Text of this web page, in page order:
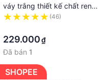
váy trắng thiết kế chất ren
thời trang nữ dự tiệc công
(46)
229.000₫
Đã bán 1
SHOPEE